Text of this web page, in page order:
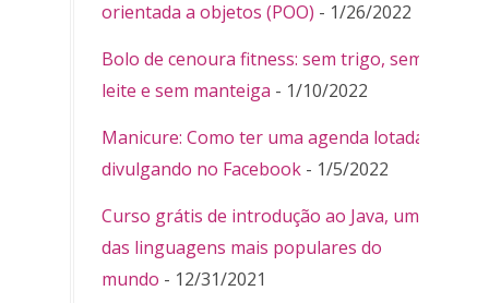
orientada a objetos (POO) - 1/26/2022
Bolo de cenoura fitness: sem trigo, sem
leite e sem manteiga - 1/10/2022
Manicure: Como ter uma agenda lotada
divulgando no Facebook - 1/5/2022
Curso grátis de introdução ao Java, uma
das linguagens mais populares do
mundo - 12/31/2021